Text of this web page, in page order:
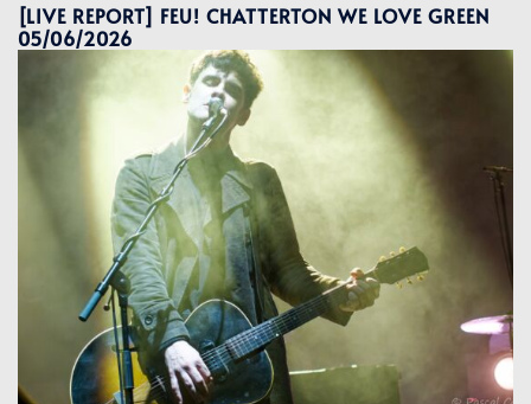
[LIVE REPORT] FEU! CHATTERTON WE LOVE GREEN
05/06/2026